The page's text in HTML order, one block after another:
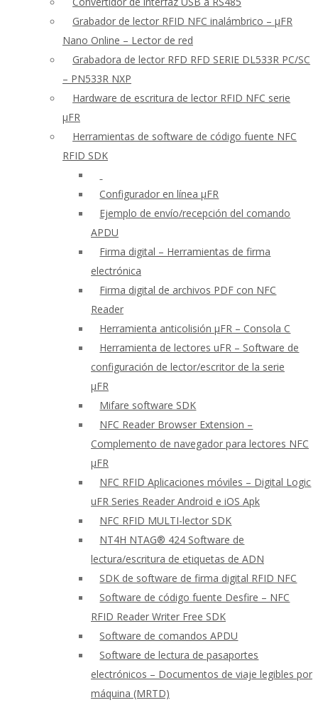
Grabador de lector RFID NFC inalámbrico – μFR
Nano Online – Lector de red
Grabadora de lector RFD RFD SERIE DL533R PC/SC
– PN533R NXP
Hardware de escritura de lector RFID NFC serie
μFR
Herramientas de software de código fuente NFC
RFID SDK
Configurador en línea μFR
Ejemplo de envío/recepción del comando
APDU
Firma digital – Herramientas de firma
electrónica
Firma digital de archivos PDF con NFC
Reader
Herramienta anticolisión μFR – Consola C
Herramienta de lectores uFR – Software de
configuración de lector/escritor de la serie
μFR
Mifare software SDK
NFC Reader Browser Extension –
Complemento de navegador para lectores NFC
μFR
NFC RFID Aplicaciones móviles – Digital Logic
uFR Series Reader Android e iOS Apk
NFC RFID MULTI-lector SDK
NT4H NTAG® 424 Software de
lectura/escritura de etiquetas de ADN
SDK de software de firma digital RFID NFC
Software de código fuente Desfire – NFC
RFID Reader Writer Free SDK
Software de comandos APDU
Software de lectura de pasaportes
electrónicos – Documentos de viaje legibles por
máquina (MRTD)